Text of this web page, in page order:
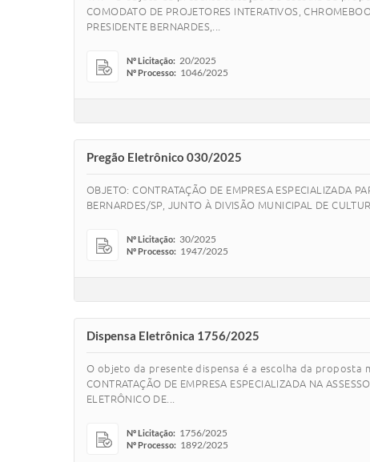
COMODATO DE PROJETORES INTERATIVOS,
PRESIDENTE BERNARDES,...
Nº Licitação: 20/2025
Nº Processo: 1046/2025
Pregão Eletrônico 030/2025
OBJETO: CONTRATAÇÃO DE EMPRESA ESPECIALIZADA
BERNARDES/SP, JUNTO À DIVISÃO MUNICIPAL DE
Nº Licitação: 30/2025
Nº Processo: 1947/2025
Dispensa Eletrônica 1756/2025
O objeto da presente dispensa é a escolha da proposta
CONTRATAÇÃO DE EMPRESA ESPECIALIZADA NA
ELETRÔNICO DE...
Nº Licitação: 1756/2025
Nº Processo: 1892/2025